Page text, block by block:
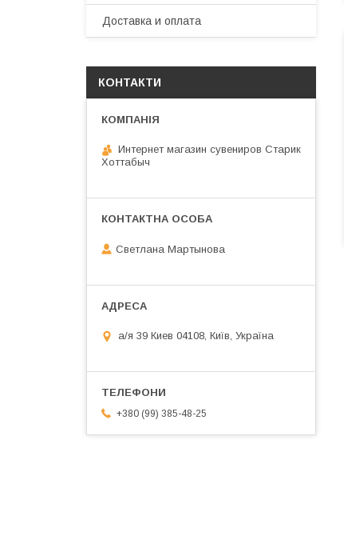
Доставка и оплата
КОНТАКТИ
Интернет магазин сувениров Старик
Хоттабыч
Светлана Мартынова
а/я 39 Киев 04108, Київ, Україна
+380 (99) 385-48-25